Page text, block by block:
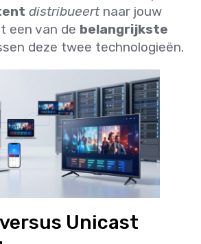
distribueertnaar jouw
een van de belangrijkste
deze twee technologieën.
Unicast